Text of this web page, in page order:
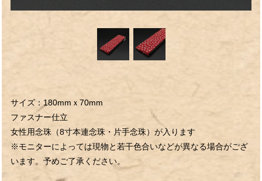
サイズ：180mmｘ70mm
ファスナー仕立
女性用念珠（8寸本連念珠・片手念珠）が入ります
※モニターによっては現物と若干色合いなどが異なる場合がござ
います。予めご了承ください。